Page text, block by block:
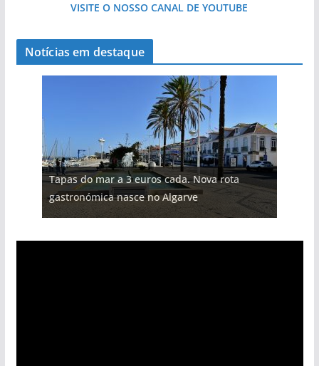
VISITE O NOSSO CANAL DE YOUTUBE
Notícias em destaque
Tapas do mar a 3 euros cada. Nova rota
gastronómica nasce no Algarve